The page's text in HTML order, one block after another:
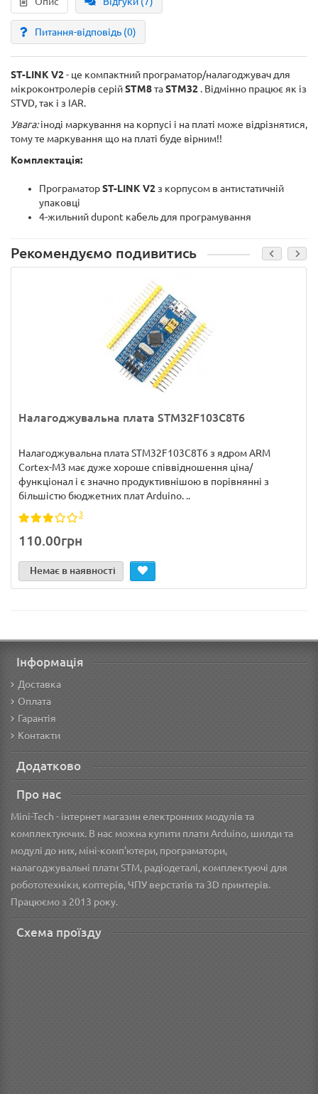
Питання-відповідь (0)
ST-LINK V2- це компактний програматор/налагоджувач для
мікроконтролерів серійSTM8таSTM32 . Відмінно працює як із
STVD, так і з IAR.
Увага:іноді маркування на корпусі і на платі може відрізнятися,
тому те маркування що на платі буде вірним!!
Комплектація:
ПрограматорST-LINK V2 з корпусом в антистатичній
упаковці
4-жильний dupont кабель для програмування
Рекомендуємо подивитись
Налагоджувальна плата STM32F103C8T6
Налагоджувальна плата STM32F103C8T6 з ядром ARM
Cortex-M3 має дуже хороше співвідношення ціна/
функціонал і є значно продуктивнішою в порівнянні з
більшістю бюджетних плат Arduino. ..
3
110.00грн
Немає в наявності
Інформація
Доставка
Оплата
Гарантія
Контакти
Додатково
Про нас
Mini-Tech - інтернет магазин електронних модулів та
комплектуючих. В нас можна купити плати Arduino, шилди та
модулі до них, міні-комп'ютери, програматори,
налагоджувальні плати STM, радіодеталі, комплектуючі для
робототехніки, коптерів, ЧПУ верстатів та 3D принтерів.
Працюємо з 2013 року.
Схема проїзду